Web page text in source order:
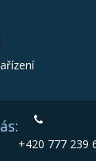
+420 777 239